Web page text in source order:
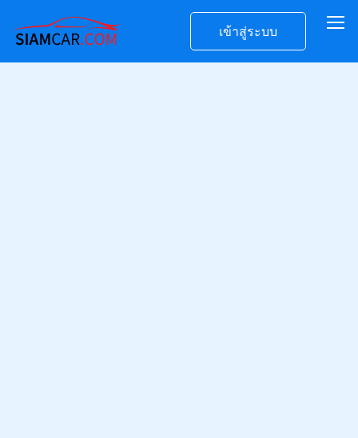
เข้าสู่ระบบ